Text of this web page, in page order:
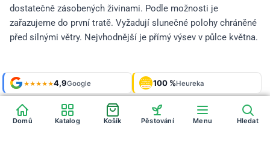
dostatečně zásobených živinami. Podle možnosti je
zařazujeme do první tratě. Vyžadují slunečné polohy chráněné
před silnými větry. Nejvhodnější je přímý výsev v půlce května.
★★★★★4,9Google OVĚŘENO
ZÁKAZNÍKY
Heureka 100 %Heureka
Shop roku'24 + '25 Galerie925 fotek
Domů Katalog Košík Pěstování Menu Hledat